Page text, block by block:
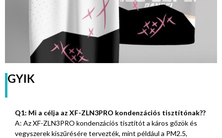
GYIK
Q1: Mi a célja az XF-ZLN3PRO kondenzációs tisztítónak??
A: Az XF-ZLN3PRO kondenzációs tisztítót a káros gőzök és
vegyszerek kiszűrésére tervezték, mint például a PM2.5,